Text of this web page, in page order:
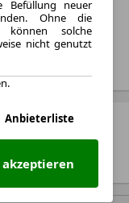
Befüllung neuer
Ohne die
können solche
nicht genutzt
Anbieterliste